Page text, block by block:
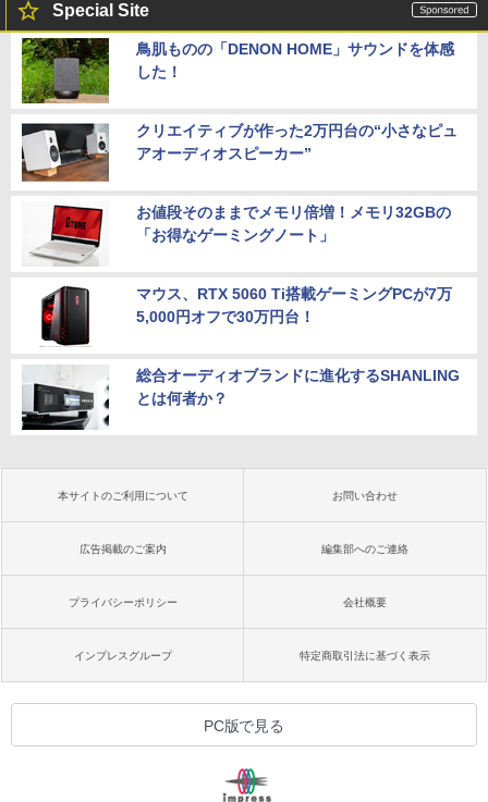
Special Site
鳥肌ものの「DENON HOME」サウンドを体感
した！
クリエイティブが作った2万円台の“小さなピュ
アオーディオスピーカー”
お値段そのままでメモリ倍増！メモリ32GBの
「お得なゲーミングノート」
マウス、RTX 5060 Ti搭載ゲーミングPCが7万
5,000円オフで30万円台！
総合オーディオブランドに進化するSHANLING
とは何者か？
本サイトのご利用について お問い合わせ
広告掲載のご案内 編集部へのご連絡
プライバシーポリシー 会社概要
インプレスグループ 特定商取引法に基づく表示
PC版で見る